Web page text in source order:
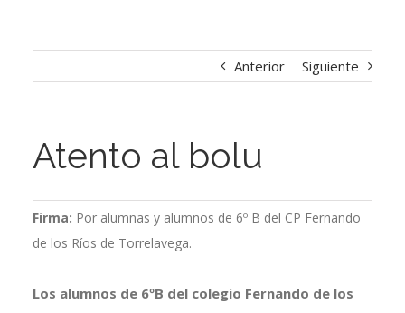
Anterior Siguiente
Atento al bolu
Firma: Por alumnas y alumnos de 6º B del CP Fernando
de los Ríos de Torrelavega.
Los alumnos de 6ºB del colegio Fernando de los